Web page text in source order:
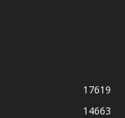
17619
14663